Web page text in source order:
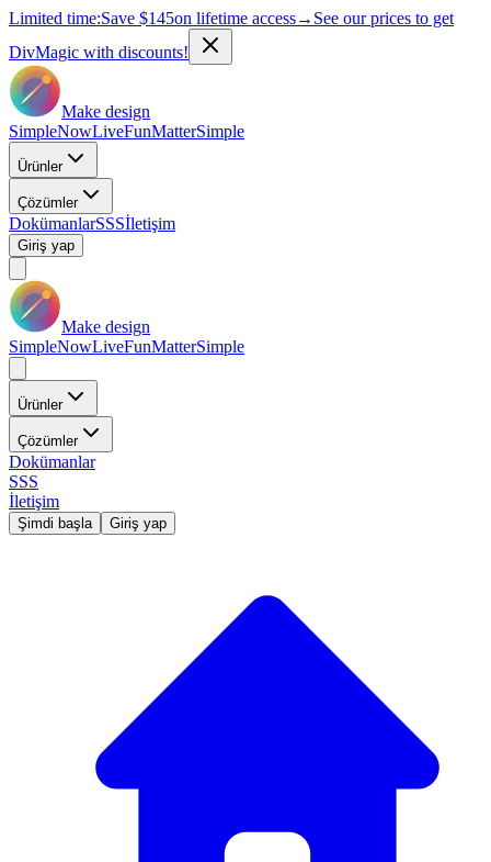
Limited time:Save $145on lifetime access→ See our prices to get
DivMagic with discounts!
Make design
SimpleNowLiveFunMatterSimple
Ürünler
Çözümler
DokümanlarSSSİletişim
Giriş yap
Make design
SimpleNowLiveFunMatterSimple
Ürünler
Çözümler
Dokümanlar
SSS
İletişim
Şimdi başla Giriş yap